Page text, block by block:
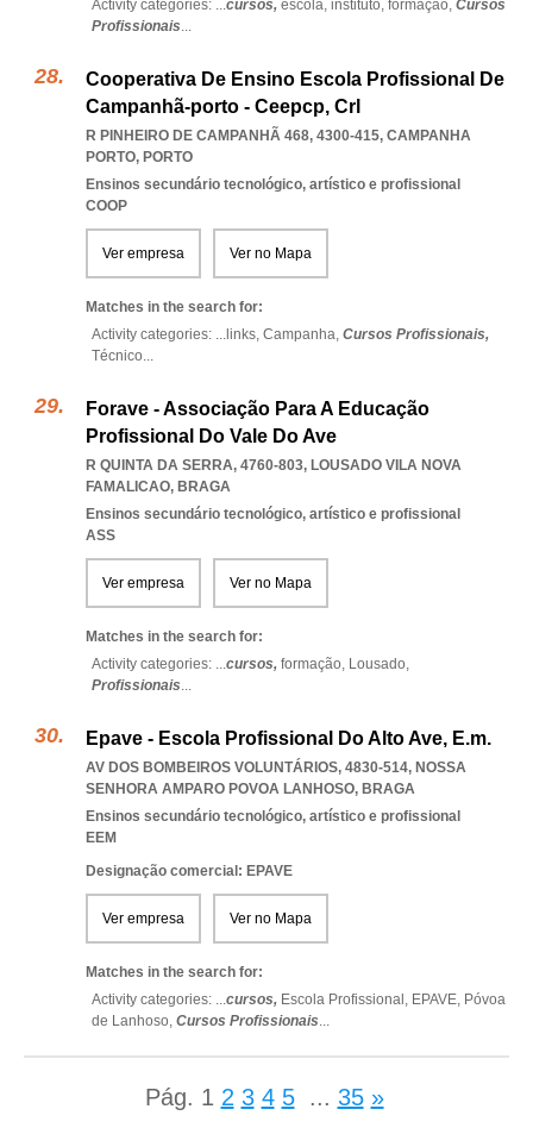
Activity categories: ...cursos, escola, instituto, formação, Cursos
Profissionais...
Cooperativa De Ensino Escola Profissional De
Campanhã-porto - Ceepcp, Crl
R PINHEIRO DE CAMPANHÃ 468, 4300-415, CAMPANHA
PORTO, PORTO
Ensinos secundário tecnológico, artístico e profissional
COOP
Ver empresa Ver no Mapa
Matches in the search for:
Activity categories: ... links, Campanha, Cursos Profissionais,
Técnico...
Forave - Associação Para A Educação
Profissional Do Vale Do Ave
R QUINTA DA SERRA, 4760-803, LOUSADO VILA NOVA
FAMALICAO, BRAGA
Ensinos secundário tecnológico, artístico e profissional
ASS
Ver empresa Ver no Mapa
Matches in the search for:
Activity categories: ...cursos, formação, Lousado,
Profissionais...
Epave - Escola Profissional Do Alto Ave, E.m.
AV DOS BOMBEIROS VOLUNTÁRIOS, 4830-514, NOSSA
SENHORA AMPARO POVOA LANHOSO, BRAGA
Ensinos secundário tecnológico, artístico e profissional
EEM
Designação comercial: EPAVE
Ver empresa Ver no Mapa
Matches in the search for:
Activity categories: ...cursos, Escola Profissional, EPAVE, Póvoa
de Lanhoso, Cursos Profissionais...
Pág. 1 2 3 4 5 ... 35 »